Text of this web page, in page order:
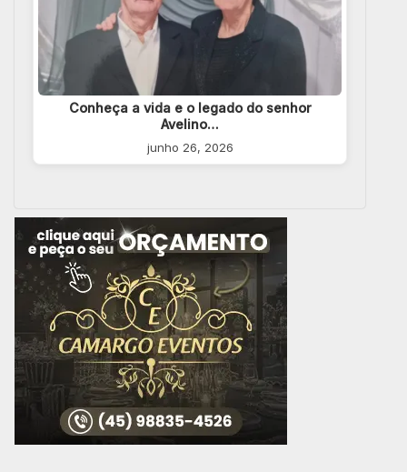
Conheça a vida e o legado do senhor
Avelino…
junho 26, 2026